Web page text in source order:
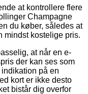
at kontrollere flere
Champagne
du køber, således at
mindst kostelige pris.
at når en e-
der kan ses som
på en
kort er ikke desto
bistår dig overfor